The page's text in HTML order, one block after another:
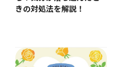
きの対処法を解説！